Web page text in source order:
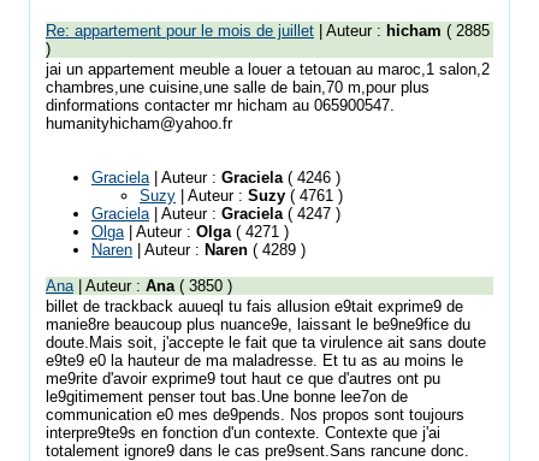
Re: appartement pour le mois de juillet | Auteur : hicham ( 2885
)
jai un appartement meuble a louer a tetouan au maroc,1 salon,2
chambres,une cuisine,une salle de bain,70 m,pour plus
dinformations contacter mr hicham au 065900547.
humanityhicham@yahoo.fr
Graciela| Auteur : Graciela( 4246 )
Suzy | Auteur : Suzy ( 4761 )
Graciela| Auteur : Graciela( 4247 )
Olga| Auteur : Olga( 4271 )
Naren | Auteur : Naren ( 4289 )
Ana| Auteur : Ana( 3850 )
billet de trackback auueql tu fais allusion e9tait exprime9 de
manie8re beaucoup plus nuance9e, laissant le be9ne9fice du
doute.Mais soit, j'accepte le fait que ta virulence ait sans doute
e9te9 e0 la hauteur de ma maladresse. Et tu as au moins le
me9rite d'avoir exprime9 tout haut ce que d'autres ont pu
le9gitimement penser tout bas.Une bonne lee7on de
communication e0 mes de9pends. Nos propos sont toujours
interpre9te9s en fonction d'un contexte. Contexte que j'ai
totalement ignore9 dans le cas pre9sent.Sans rancune donc.